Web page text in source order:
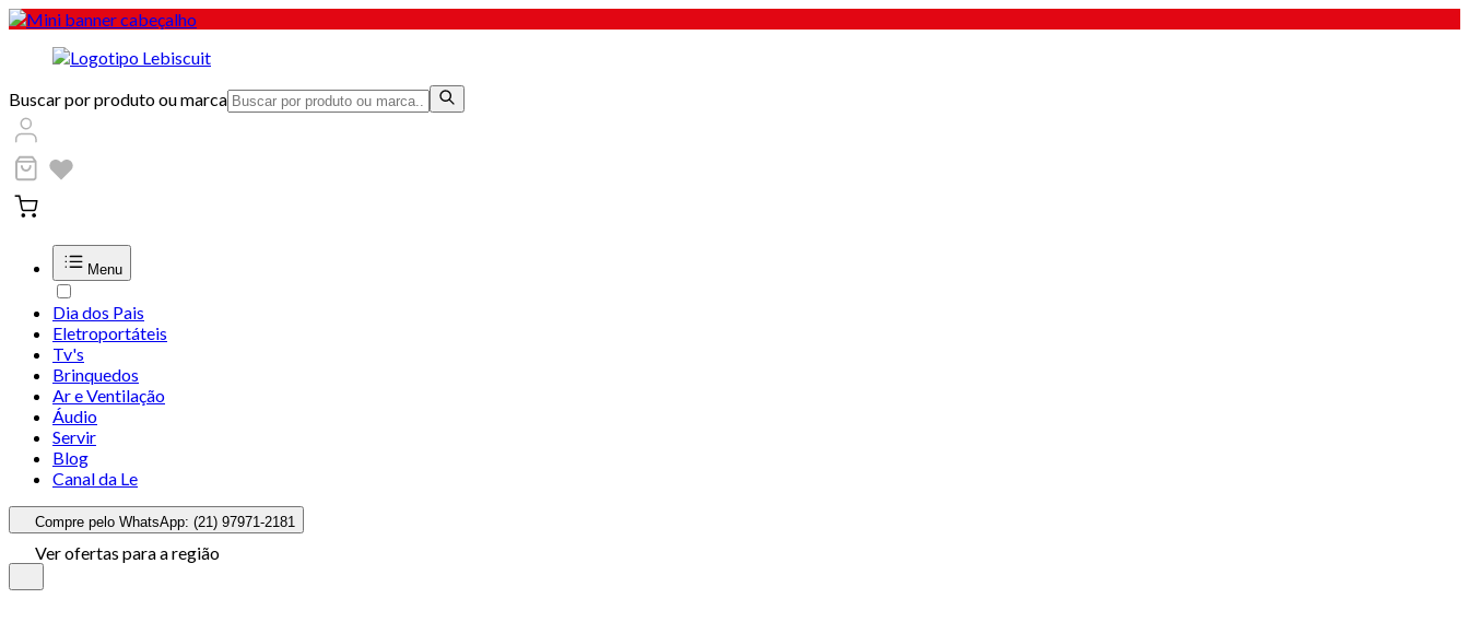
Buscar por produto ou marca
Menu
Dia dos Pais
Eletroportáteis
Tv's
Brinquedos
Ar e Ventilação
Áudio
Servir
Blog
Canal da Le
Compre pelo WhatsApp: (21) 97971-2181
Ver ofertas para a região